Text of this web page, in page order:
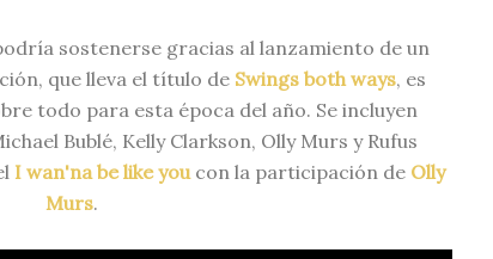
sostenerse gracias al lanzamiento de un
que lleva el título de Swings both ways, es
todo para esta época del año. Se incluyen
Bublé, Kelly Clarkson, Olly Murs y Rufus
I wan'na be like youcon la participación de Olly
Murs.